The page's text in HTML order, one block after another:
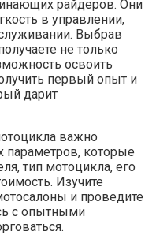
райдеров.​ Они
в управлении,
Выбрав
не только
освоить
первый опыт и
дарит
важно
параметров, которые
тип мотоцикла, его
Изучите
и проведите
с опытными